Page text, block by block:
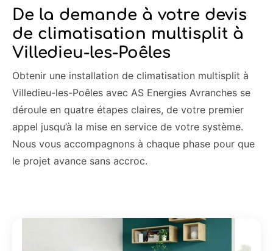
De la demande à votre devis
de climatisation multisplit à
Villedieu-les-Poêles
Obtenir une installation de climatisation multisplit à
Villedieu-les-Poêles avec AS Energies Avranches se
déroule en quatre étapes claires, de votre premier
appel jusqu’à la mise en service de votre système.
Nous vous accompagnons à chaque phase pour que
le projet avance sans accroc.